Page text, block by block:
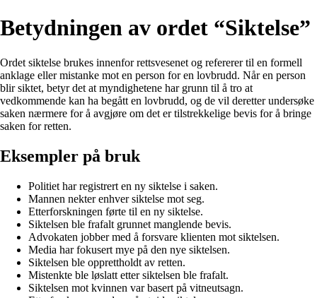
Betydningen av ordet “Siktelse”
Ordet siktelse brukes innenfor rettsvesenet og refererer til en formell
anklage eller mistanke mot en person for en lovbrudd. Når en person
blir siktet, betyr det at myndighetene har grunn til å tro at
vedkommende kan ha begått en lovbrudd, og de vil deretter undersøke
saken nærmere for å avgjøre om det er tilstrekkelige bevis for å bringe
saken for retten.
Eksempler på bruk
Politiet har registrert en ny siktelse i saken.
Mannen nekter enhver siktelse mot seg.
Etterforskningen førte til en ny siktelse.
Siktelsen ble frafalt grunnet manglende bevis.
Advokaten jobber med å forsvare klienten mot siktelsen.
Media har fokusert mye på den nye siktelsen.
Siktelsen ble opprettholdt av retten.
Mistenkte ble løslatt etter siktelsen ble frafalt.
Siktelsen mot kvinnen var basert på vitneutsagn.